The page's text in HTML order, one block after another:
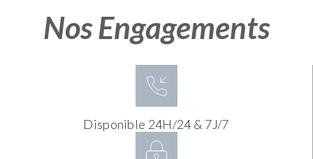
Nos Engagements
Disponible 24H/24 & 7J/7